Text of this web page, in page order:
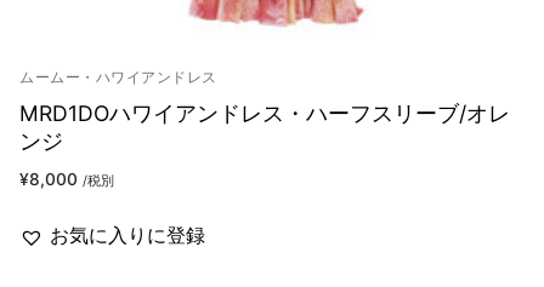
ムームー・ハワイアンドレス
MRD1DOハワイアンドレス・ハーフスリーブ/オレ
ンジ
¥8,000 /税別
お気に入りに登録